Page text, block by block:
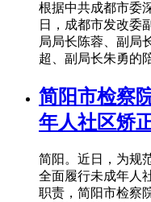
根据中共成都市委
日，成都市发改委
局局长陈蓉、副局
超、副局长朱勇的
简阳市检察
年人社区矫
简阳。近日，为规
全面履行未成年人
职责，简阳市检察